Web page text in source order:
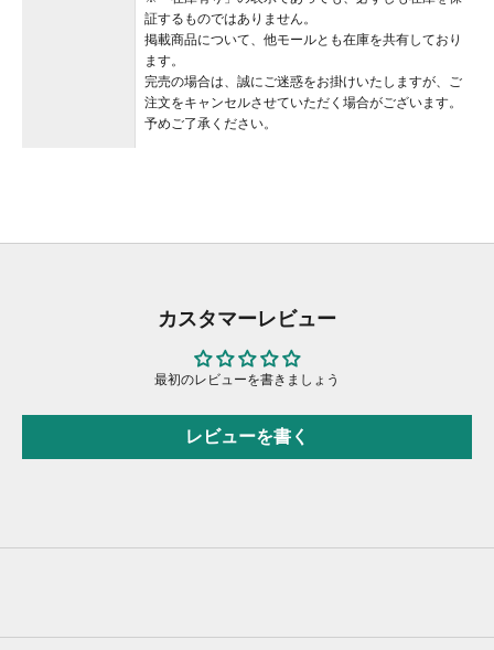
証するものではありません。
掲載商品について、他モールとも在庫を共有しており
ます。
完売の場合は、誠にご迷惑をお掛けいたしますが、ご
注文をキャンセルさせていただく場合がございます。
予めご了承ください。
カスタマーレビュー
最初のレビューを書きましょう
レビューを書く